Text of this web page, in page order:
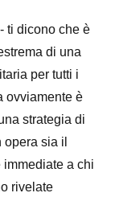
ti dicono che è
di una
per tutti i
ovviamente è
strategia di
sia il
immediate a chi
rivelate